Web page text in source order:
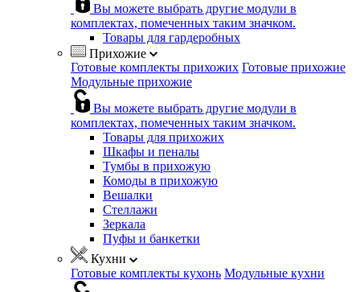
Вы можете выбрать другие модули в
комплектах, помеченных таким значком.
Товары для гардеробных
Прихожие
Готовые комплекты прихожих Готовые прихожие
Модульные прихожие
Вы можете выбрать другие модули в
комплектах, помеченных таким значком.
Товары для прихожих
Шкафы и пеналы
Тумбы в прихожую
Комоды в прихожую
Вешалки
Стеллажи
Зеркала
Пуфы и банкетки
Кухни
Готовые комплекты кухонь Модульные кухни